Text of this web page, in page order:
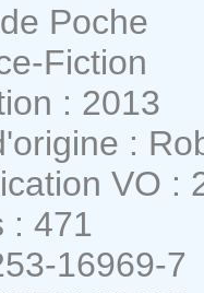
Poche
Fiction
: 2013
:
VO :
: 471
16969-7